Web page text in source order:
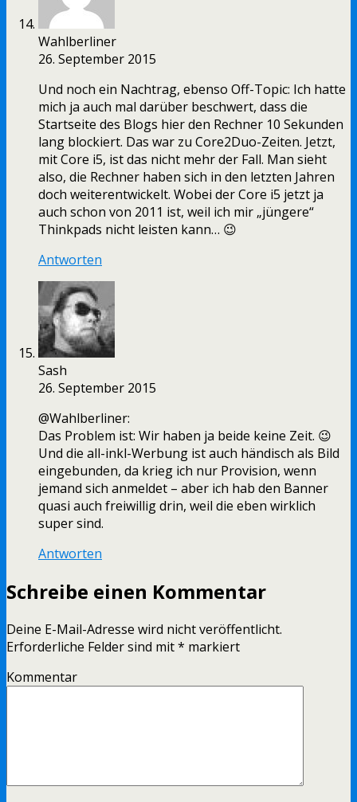
Wahlberliner
26. September 2015
Und noch ein Nachtrag, ebenso Off-Topic: Ich hatte
mich ja auch mal darüber beschwert, dass die
Startseite des Blogs hier den Rechner 10 Sekunden
lang blockiert. Das war zu Core2Duo-Zeiten. Jetzt,
mit Core i5, ist das nicht mehr der Fall. Man sieht
also, die Rechner haben sich in den letzten Jahren
doch weiterentwickelt. Wobei der Core i5 jetzt ja
auch schon von 2011 ist, weil ich mir „jüngere“
Thinkpads nicht leisten kann… 😉
Antworten
Sash
26. September 2015
@Wahlberliner:
Das Problem ist: Wir haben ja beide keine Zeit. 😉
Und die all-inkl-Werbung ist auch händisch als Bild
eingebunden, da krieg ich nur Provision, wenn
jemand sich anmeldet – aber ich hab den Banner
quasi auch freiwillig drin, weil die eben wirklich
super sind.
Antworten
Schreibe einen Kommentar
Deine E-Mail-Adresse wird nicht veröffentlicht.
Erforderliche Felder sind mit* markiert
Kommentar